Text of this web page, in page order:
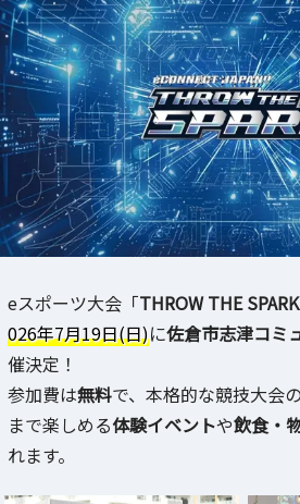
eスポーツ大会「THROW THE
026年7月19日(日)に佐倉市志津コミ
催決定！
参加費は無料で、本格的な競技大会
まで楽しめる体験イベントや飲食・
れます。